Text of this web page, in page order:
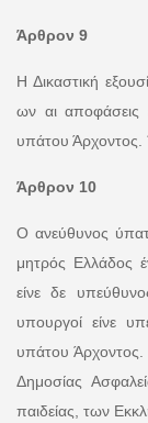
Άρθρον 9
Η Δικαστική
ων αι αποφάσεις
υπάτου
Άρθρον 10
Ο ανεύθυνος
μητρός Ελλάδος
είνε δε
υπουργοί είνε
υπάτου Άρχοντος.
Δημοσίας
παιδείας, των